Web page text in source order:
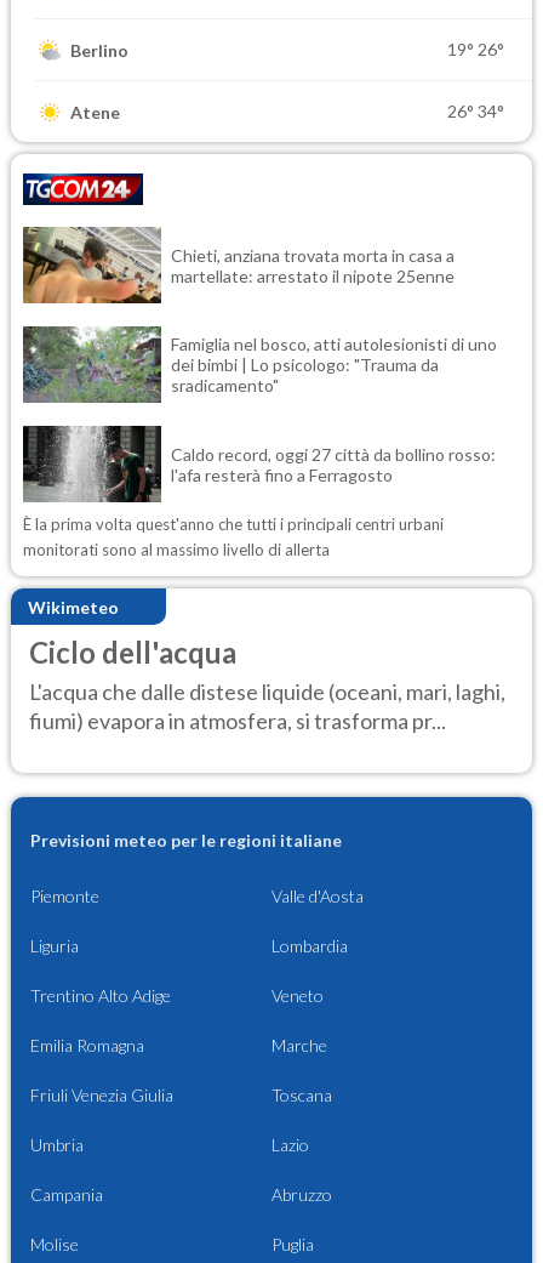
Berlino 19° 26°
Atene 26° 34°
Chieti, anziana trovata morta in casa a
martellate: arrestato il nipote 25enne
Famiglia nel bosco, atti autolesionisti di uno
dei bimbi | Lo psicologo: "Trauma da
sradicamento"
Caldo record, oggi 27 città da bollino rosso:
l'afa resterà fino a Ferragosto
È la prima volta quest'anno che tutti i principali centri urbani
monitorati sono al massimo livello di allerta
Wikimeteo
Ciclo dell'acqua
L'acqua che dalle distese liquide (oceani, mari, laghi,
fiumi) evapora in atmosfera, si trasforma pr...
Previsioni meteo per le regioni italiane
Piemonte Valle d'Aosta
Liguria Lombardia
Trentino Alto Adige Veneto
Emilia Romagna Marche
Friuli Venezia Giulia Toscana
Umbria Lazio
Campania Abruzzo
Molise Puglia